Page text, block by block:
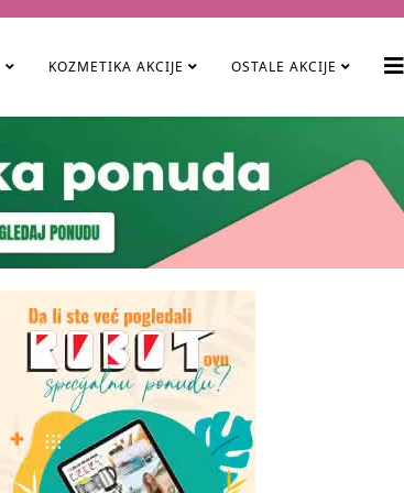
KOZMETIKA AKCIJE OSTALE AKCIJE